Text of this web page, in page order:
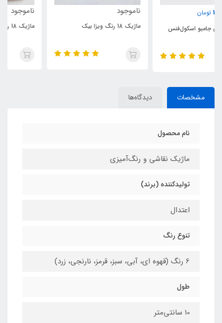
ناموجود
ماژیک 18 رنگ ویزا بیک ماژیک 18 رنگ کیدکالر بیک
مشخصات دیدگاه‌ها
نام محصول
ماژیک نقاشی و رنگ‌آمیزی
تولیدکننده (برند)
اعتدال
تنوع رنگ
6 رنگ (قهوه ای، آبی، سبز، قرمز، نارنجی، زرد)
طول
10 سانتی‌متر